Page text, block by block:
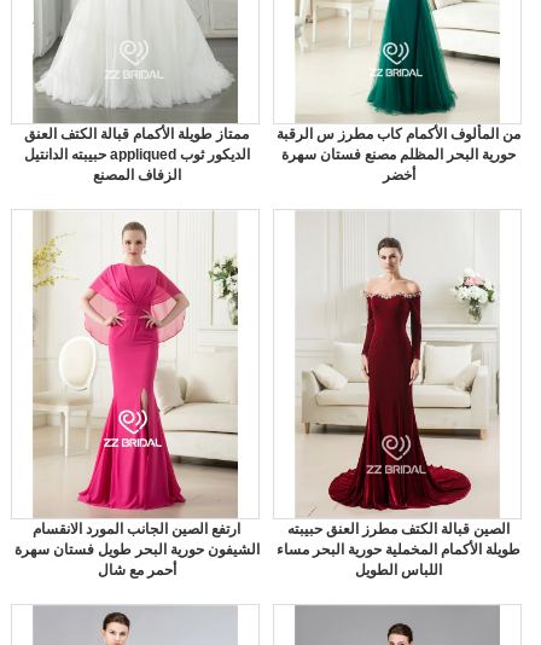
ممتاز طويلة الأكمام قبالة الكتف العنق
حبيبته الدانتيل appliqued الديكور ثوب
الزفاف المصنع
من المألوف الأكمام كاب مطرز س الرقبة
حورية البحر المظلم مصنع فستان سهرة
أخضر
ارتفع الصين الجانب المورد الانقسام
الشيفون حورية البحر طويل فستان سهرة
أحمر مع شال
الصين قبالة الكتف مطرز العنق حبيبته
طويلة الأكمام المخملية حورية البحر مساء
اللباس الطويل